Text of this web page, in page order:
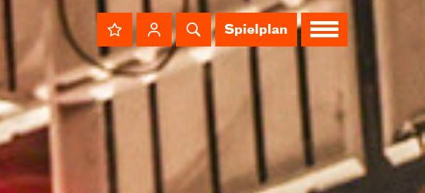
Spielplan